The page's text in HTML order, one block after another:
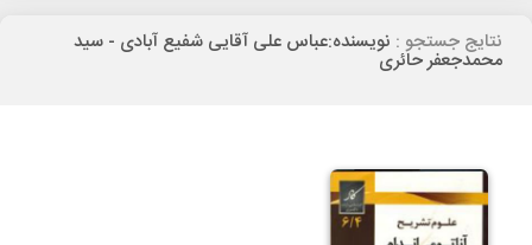
نتایج جستجو : نویسنده:عباس علی آقایی شفیع آبادی - سید
محمدجعفر حائری